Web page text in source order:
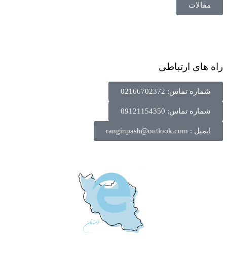
مقالات
راه های ارتباطی
شماره تماس: 02166702372
شماره تماس: 09121154350
ایمیل : ranginpash@outlook.com